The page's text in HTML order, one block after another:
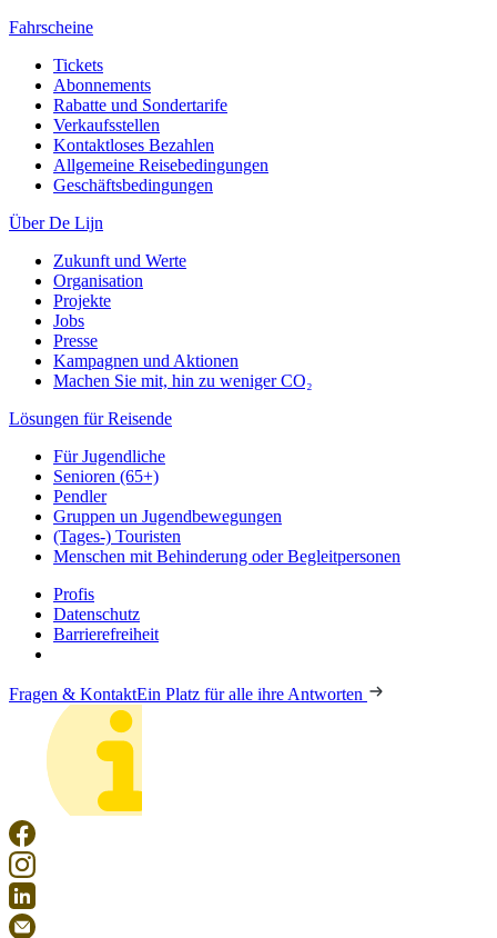
Fahrscheine
Tickets
Abonnements
Rabatte und Sondertarife
Verkaufsstellen
Kontaktloses Bezahlen
Allgemeine Reisebedingungen
Geschäftsbedingungen
Über De Lijn
Zukunft und Werte
Organisation
Projekte
Jobs
Presse
Kampagnen und Aktionen
Machen Sie mit, hin zu weniger CO₂
Lösungen für Reisende
Für Jugendliche
Senioren (65+)
Pendler
Gruppen un Jugendbewegungen
(Tages-) Touristen
Menschen mit Behinderung oder Begleitpersonen
Profis
Datenschutz
Barrierefreiheit
Fragen & KontaktEin Platz für alle ihre Antworten